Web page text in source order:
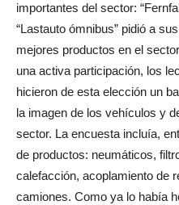
importantes del sector:
“Lastauto ómnibus” pidió a
mejores productos en el
una activa participación, los
hicieron de esta elección un
la imagen de los vehículos y
sector. La encuesta incluía,
de productos: neumáticos,
calefacción, acoplamiento de
camiones. Como ya lo había